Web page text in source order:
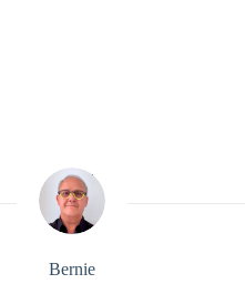
Bernie